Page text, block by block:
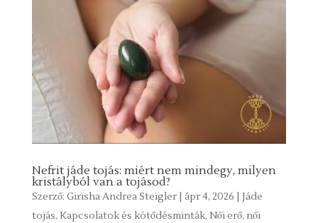
Nefrit jáde tojás: miért nem mindegy, milyen
kristályból van a tojásod?
Szerző: Girisha Andrea Steigler| ápr 4, 2026
Jáde
tojás, Kapcsolatok és kötődésminták, Női erő, női